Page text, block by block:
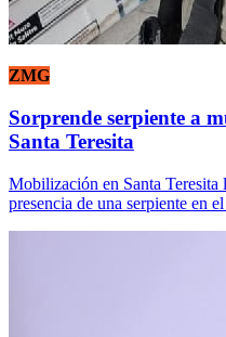
ZMG
Sorprende serpiente a
Santa Teresita
Mobilización en Santa Teresita
presencia de una serpiente en